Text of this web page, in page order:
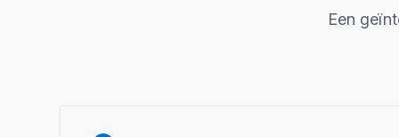
Een